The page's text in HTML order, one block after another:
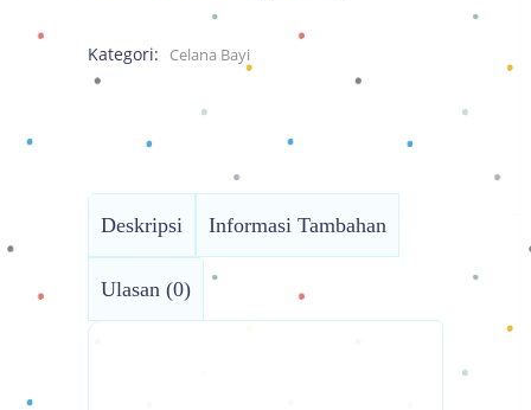
Kategori: Celana Bayi
Deskripsi Informasi Tambahan
Ulasan (0)